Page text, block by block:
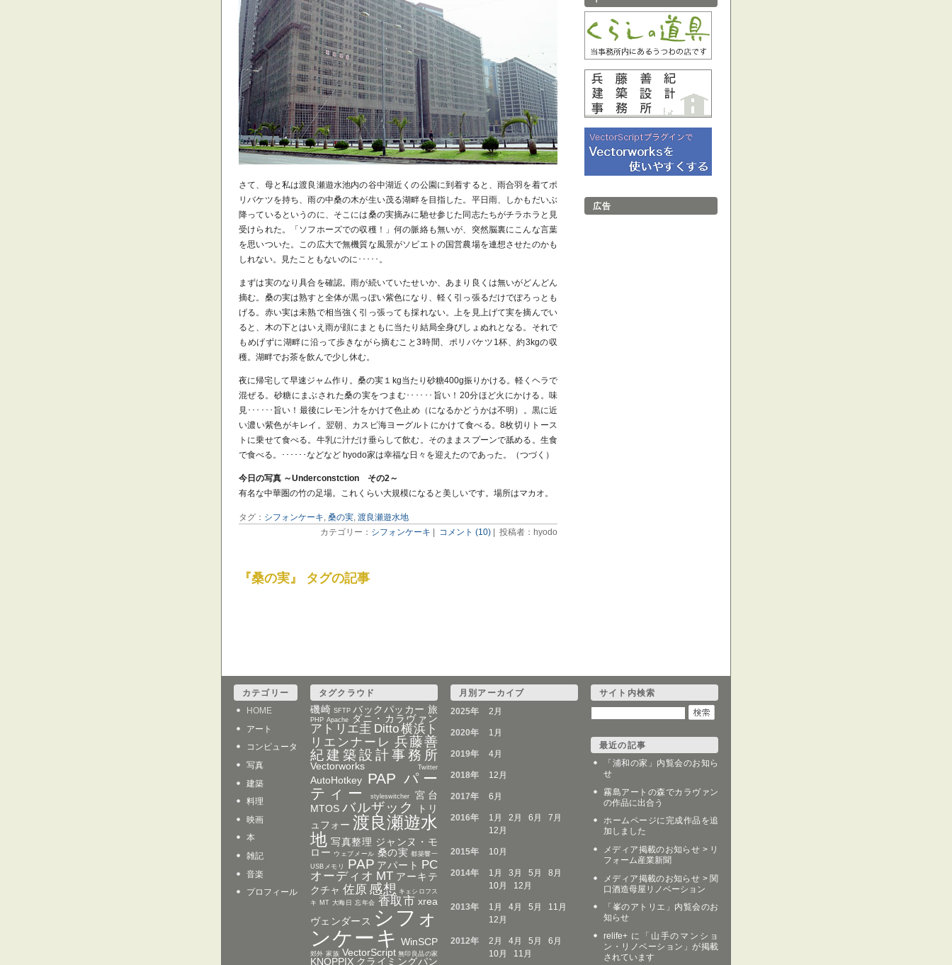
さて、母と私は渡良瀬遊水池内の谷中湖近くの公園に到着すると、雨合羽を着てポ
リバケツを持ち、雨の中桑の木が生い茂る湖畔を目指した。平日雨、しかもだいぶ
降っているというのに、そこには桑の実摘みに馳せ参じた同志たちがチラホラと見
受けられた。「ソフホーズでの収穫！」何の脈絡も無いが、突然脳裏にこんな言葉
を思いついた。この広大で無機質な風景がソビエトの国営農場を連想させたのかも
しれない。見たこともないのに･････。
まずは実のなり具合を確認。雨が続いていたせいか、あまり良くは無いがどんどん
摘む。桑の実は熟すと全体が黒っぽい紫色になり、軽く引っ張るだけでぽろっとも
げる。赤い実は未熟で相当強く引っ張っても採れない。上を見上げて実を摘んでい
ると、木の下とはいえ雨が顔にまともに当たり結局全身びしょぬれとなる。それで
もめげずに湖畔に沿って歩きながら摘むこと3時間、ポリバケツ1杯、約3kgの収
穫。湖畔でお茶を飲んで少し休む。
夜に帰宅して早速ジャム作り。桑の実１kg当たり砂糖400g振りかける。軽くヘラで
混ぜる。砂糖にまぶされた桑の実をつまむ･･････旨い！20分ほど火にかける。味
見･･････旨い！最後にレモン汁をかけて色止め（になるかどうかは不明）。黒に近
い濃い紫色がキレイ。翌朝、カスピ海ヨーグルトにかけて食べる。8枚切りトース
トに乗せて食べる。牛乳に汁だけ垂らして飲む。そのままスプーンで舐める。生食
で食べる。･･････などなど hyodo家は幸福な日々を迎えたのであった。（つづく）
今日の写真 ～Underconstction その2～
有名な中華圏の竹の足場。これくらい大規模になると美しいです。場所はマカオ。
タグ： シフォンケーキ 桑の実 渡良瀬遊水地
カテゴリー： シフォンケーキ | コメント (10) | 投稿者：hyodo
『桑の実』 タグの記事
広告
カテゴリー
HOME
アート
コンピュータ
写真
建築
料理
映画
本
雑記
音楽
プロフィール
タグクラウド
磯崎 SFTP バックパッカー 旅
PHP Apache ダニ・カラヴァン
アトリエ圭 Ditto横浜ト
リエンナーレ 兵藤善
紀建築設計事務所
Vectorworks Twitter
AutoHotkey PAP パー
ティー
styleswitcher
宮台
MTOS バルザック
トリ
ュフォー 渡良瀬遊水
地 写真整理 ジャンヌ・モ
ロー ウェブメール 桑の実 都築響一
USBメモリ
PAP アパート
PC
オーディオ MT アーキテ
クチャ 佐原 感想 キェシロフス
キ MT 大晦日 忘年会 香取市 xrea
ヴェンダース シフォ
ンケーキ
WinSCP
郊外 家族 VectorScript 無印良品の家
KNOPPIX クライミングパン
月別アーカイブ
2025年
2月
2020年 1月
2019年 4月
2018年 12月
2017年 6月
2016年 1月 2月 6月
7月
12月
2015年 10月
2014年 1月 3月 5月
8月
10月
12月
2013年 1月 4月 5月
11月
12月
2012年 2月 4月 5月
6月
10月
11月
サイト内検索
最近の記事
「浦和の家」内覧会のお知ら
せ
霧島アートの森でカラヴァン
の作品に出合う
ホームページに完成作品を追
加しました
メディア掲載のお知らせ > リ
フォーム産業新聞
メディア掲載のお知らせ > 関
口酒造母屋リノベーション
「峯のアトリエ」内覧会のお
知らせ
relife+ に「山手のマンショ
ン・リノベーション」が掲載
されています